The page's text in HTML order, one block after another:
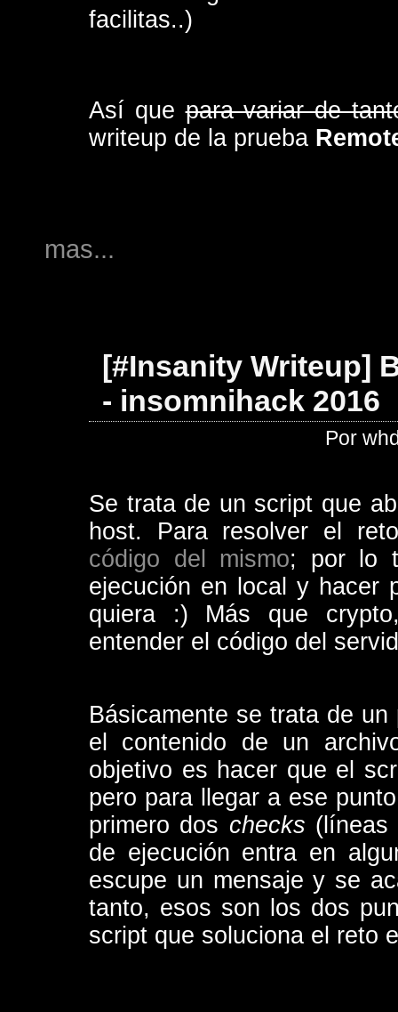
facilitas..)
Así quepara variar de
writeup de la prueba
mas...
[#Insanity Writeup]
- insomnihack 2016
Por
Se trata de un script que
host. Para resolver el
código del mismo; por lo
ejecución en local y hacer
quiera :) Más que
entender el código del
Básicamente se trata de
el contenido de un
objetivo es hacer que el
pero para llegar a ese
primero dos checks
de ejecución entra en
escupe un mensaje y se
tanto, esos son los dos
script que soluciona el reto